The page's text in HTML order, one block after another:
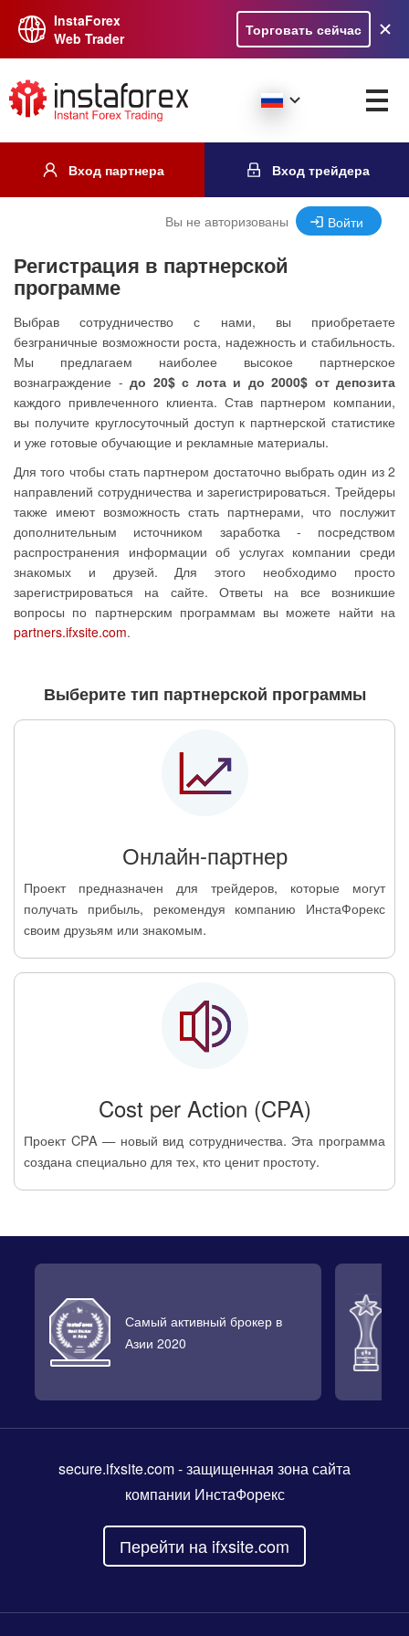
InstaForex
Web Trader
Торговать сейчас
Вход партнера Вход трейдера
Вы не авторизованы Войти
Регистрация в партнерской
программе
Выбрав сотрудничество с нами, вы приобретаете
безграничные возможности роста, надежность и стабильность.
Мы предлагаем наиболее высокое партнерское
вознаграждение - до 20$ с лота и до 2000$ от депозита
каждого привлеченного клиента. Став партнером компании,
вы получите круглосуточный доступ к партнерской статистике
и уже готовые обучающие и рекламные материалы.
Для того чтобы стать партнером достаточно выбрать один из 2
направлений сотрудничества и зарегистрироваться. Трейдеры
также имеют возможность стать партнерами, что послужит
дополнительным источником заработка - посредством
распространения информации об услугах компании среди
знакомых и друзей. Для этого необходимо просто
зарегистрироваться на сайте. Ответы на все возникшие
вопросы по партнерским программам вы можете найти на
partners.ifxsite.com.
Выберите тип партнерской программы
Онлайн-партнер
Проект предназначен для трейдеров, которые могут
получать прибыль, рекомендуя компанию ИнстаФорекс
своим друзьям или знакомым.
Cost per Action (CPA)
Проект CPA — новый вид сотрудничества. Эта программа
создана специально для тех, кто ценит простоту.
Самый активный брокер в
Азии 2020
secure.ifxsite.com- защищенная зона сайта
компании ИнстаФорекс
Перейти на ifxsite.com